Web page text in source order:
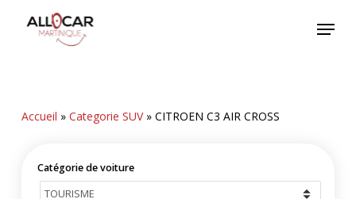
Menu
Accueil » Categorie SUV» CITROEN C3 AIR CROSS
Catégorie de voiture